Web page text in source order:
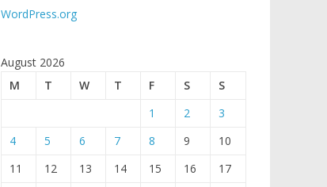
WordPress.org
August 2026
M
T W T F S
S
1
2
3
4
5 6 7 8 9
10
11
12 13 14 15 16
17